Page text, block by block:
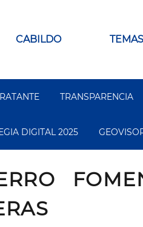
CABILDO TEMAS
TRANSPARENCIA
DIGITAL 2025